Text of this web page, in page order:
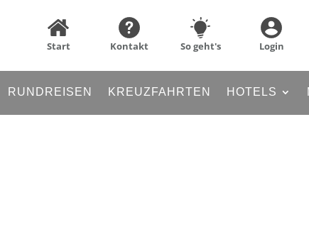
Start Kontakt So geht's Login
RUNDREISEN KREUZFAHRTEN HOTELS